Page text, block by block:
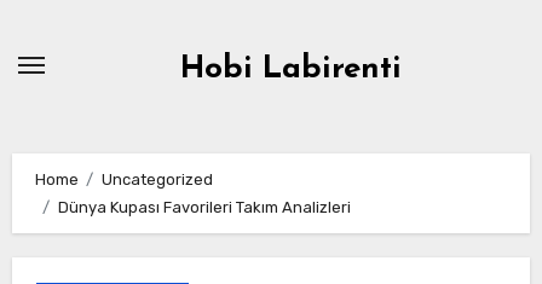
Hobi Labirenti
Home
Uncategorized
Dünya Kupası Favorileri Takım Analizleri